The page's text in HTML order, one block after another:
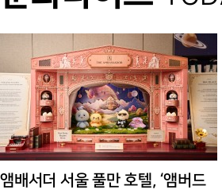
앰배서더 서울 풀만 호텔, ‘앰버드